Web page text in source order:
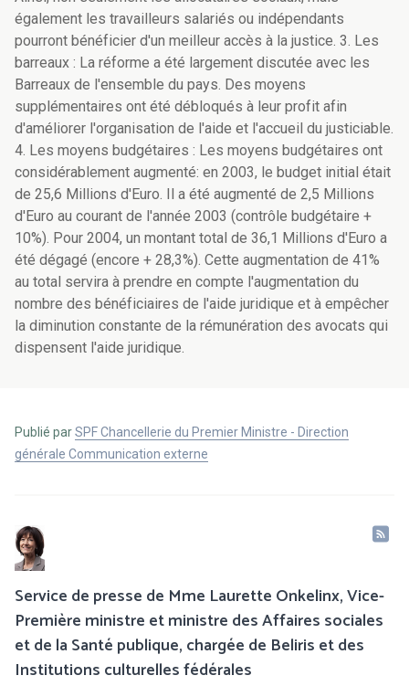
également les travailleurs salariés ou indépendants
pourront bénéficier d'un meilleur accès à la justice. 3. Les
barreaux : La réforme a été largement discutée avec les
Barreaux de l'ensemble du pays. Des moyens
supplémentaires ont été débloqués à leur profit afin
d'améliorer l'organisation de l'aide et l'accueil du justiciable.
4. Les moyens budgétaires : Les moyens budgétaires ont
considérablement augmenté: en 2003, le budget initial était
de 25,6 Millions d'Euro. Il a été augmenté de 2,5 Millions
d'Euro au courant de l'année 2003 (contrôle budgétaire +
10%). Pour 2004, un montant total de 36,1 Millions d'Euro a
été dégagé (encore + 28,3%). Cette augmentation de 41%
au total servira à prendre en compte l'augmentation du
nombre des bénéficiaires de l'aide juridique et à empêcher
la diminution constante de la rémunération des avocats qui
dispensent l'aide juridique.
Publié parSPF Chancellerie du Premier Ministre - Direction
générale Communication externe
Service de presse de Mme Laurette Onkelinx, Vice-
Première ministre et ministre des Affaires sociales
et de la Santé publique, chargée de Beliris et des
Institutions culturelles fédérales